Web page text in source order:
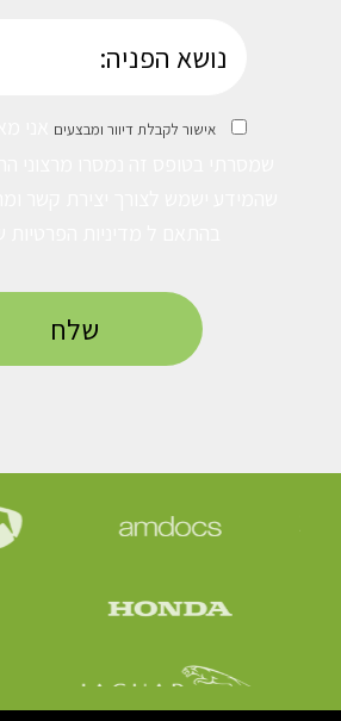
אישור לקבלת דיוור ומבצעים
כל הזכויות שמורות CCOPY ©
קידום אתרים ושיווק דיגיטלי |